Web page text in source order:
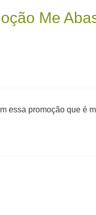
Me
essa promoção que é